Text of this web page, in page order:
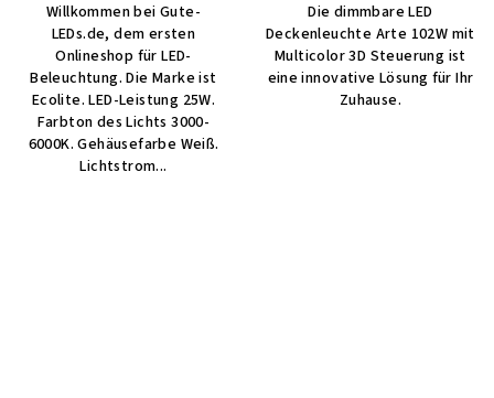
Willkommen bei Gute-
LEDs.de, dem ersten
Onlineshop für LED-
Beleuchtung. Die Marke ist
Ecolite. LED-Leistung 25W.
Farbton des Lichts 3000-
6000K. Gehäusefarbe Weiß.
Lichtstrom...
Die dimmbare LED
Deckenleuchte Arte 102W mit
Multicolor 3D Steuerung ist
eine innovative Lösung für Ihr
Zuhause.